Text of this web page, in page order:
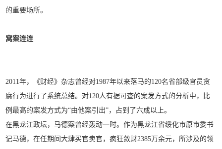
的重要场所。
窝案连连
2011年，《财经》杂志曾经对1987年以来落马的120名省部级官员贪
腐行为进行了系统总结。对120人有据可查的案发方式的分析中，比
例最高的案发方式为“由他案引出”，占到了六成以上。
在黑龙江政坛，马德案曾经轰动一时。作为黑龙江省绥化市原市委书
记马德，在任期间大肆买官卖官，疯狂敛财2385万余元，所涉及的领